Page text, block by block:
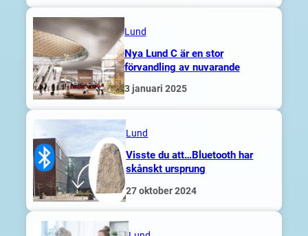
Lund
Nya Lund C är en stor
förvandling av nuvarande
3 januari 2025
Lund
Visste du att…Bluetooth har
skånskt ursprung
27 oktober 2024